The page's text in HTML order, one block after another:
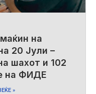
на
20 Јули –
шахот и 102
на ФИДЕ
»